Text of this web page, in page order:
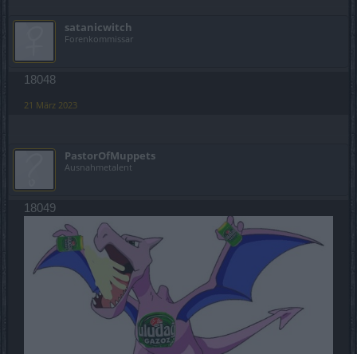
satanicwitch
Forenkommissar
18048
21 März 2023
PastorOfMuppets
Ausnahmetalent
18049